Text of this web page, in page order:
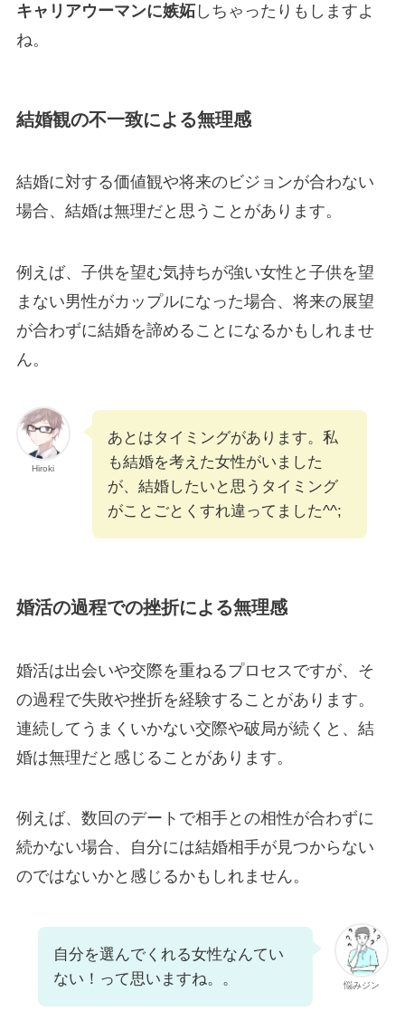
キャリアウーマンに嫉妬しちゃったりもしますよ
ね。
結婚観の不一致による無理感
結婚に対する価値観や将来のビジョンが合わない
場合、結婚は無理だと思うことがあります。
例えば、子供を望む気持ちが強い女性と子供を望
まない男性がカップルになった場合、将来の展望
が合わずに結婚を諦めることになるかもしれませ
ん。
Hiroki
あとはタイミングがあります。私
も結婚を考えた女性がいました
が、結婚したいと思うタイミング
がことごとくすれ違ってました^^;
婚活の過程での挫折による無理感
婚活は出会いや交際を重ねるプロセスですが、そ
の過程で失敗や挫折を経験することがあります。
連続してうまくいかない交際や破局が続くと、結
婚は無理だと感じることがあります。
例えば、数回のデートで相手との相性が合わずに
続かない場合、自分には結婚相手が見つからない
のではないかと感じるかもしれません。
悩みジン
自分を選んでくれる女性なんてい
ない！って思いますね。。